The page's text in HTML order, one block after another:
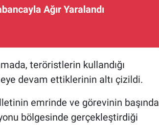
Ağır Yaralandı
teröristlerin kullandığı
devam ettiklerinin altı çizildi.
emrinde ve görevinin başında
bölgesinde gerçekleştirdiği